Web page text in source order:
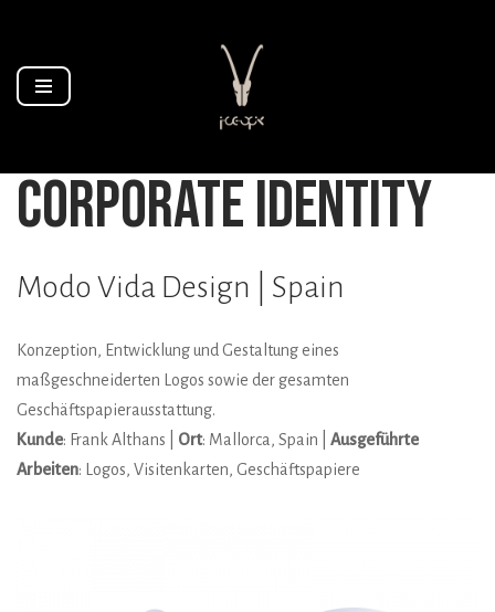
Inhalt
corporate identity
Modo Vida Design | Spain
Konzeption, Entwicklung und Gestaltung eines
maßgeschneiderten Logos sowie der gesamten
Geschäftspapierausstattung.
Kunde: Frank Althans | Ort: Mallorca, Spain | Ausgeführte
Arbeiten: Logos, Visitenkarten, Geschäftspapiere